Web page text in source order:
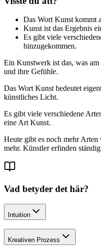
Das Wort Kunst kommt
Kunst ist das Ergebnis
Es gibt viele
hinzugekommen.
Ein Kunstwerk ist das, was
und ihre Gefühle.
Das Wort Kunst bedeutet
künstliches Licht.
Es gibt viele verschiedene
eine Art Kunst.
Heute gibt es noch mehr
mehr. Künstler erfinden
Vad betyder det här?
Intuition
Kreativen Prozess